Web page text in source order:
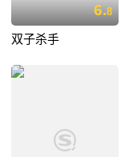
6.8
双子杀手